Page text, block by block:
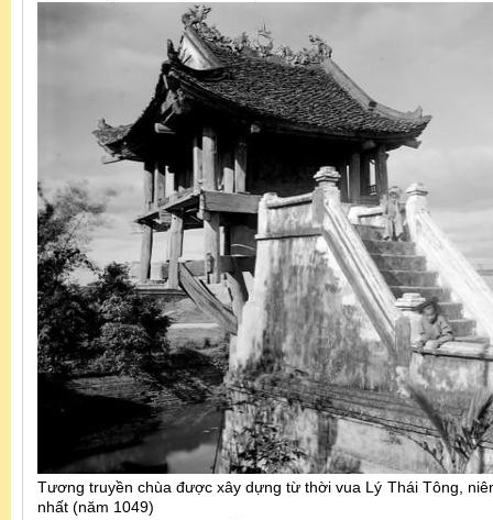
Tương truyền chùa được xây dựng từ thời vua Lý Thái Tông,
nhất (năm 1049)